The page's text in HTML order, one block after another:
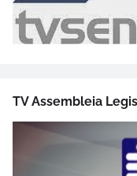
TV Assembleia